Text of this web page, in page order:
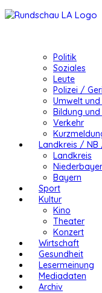
Politik
Soziales
Leute
Polizei /
Umwelt und
Bildung und
Verkehr
Landkreis / NB
Landkreis
Bayern
Sport
Kultur
Kino
Theater
Konzert
Wirtschaft
Gesundheit
Lesermeinung
Mediadaten
Archiv